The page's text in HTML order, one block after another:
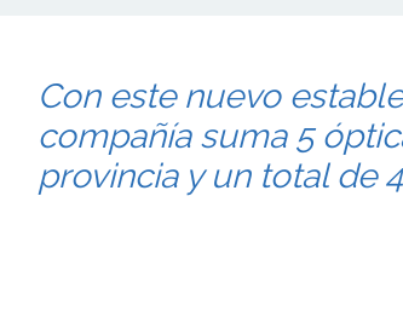
Con este nuevo
compañía suma 5
provincia y un total de